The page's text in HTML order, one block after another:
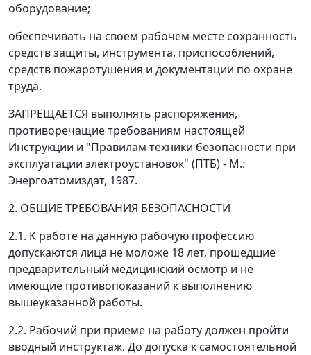
оборудование;
обеспечивать на своем рабочем месте сохранность
средств защиты, инструмента, приспособлений,
средств пожаротушения и документации по охране
труда.
ЗАПРЕЩАЕТСЯ выполнять распоряжения,
противоречащие требованиям настоящей
Инструкции и "Правилам техники безопасности при
эксплуатации электроустановок" (ПТБ) - М.:
Энергоатомиздат, 1987.
2. ОБЩИЕ ТРЕБОВАНИЯ БЕЗОПАСНОСТИ
2.1. К работе на данную рабочую профессию
допускаются лица не моложе 18 лет, прошедшие
предварительный медицинский осмотр и не
имеющие противопоказаний к выполнению
вышеуказанной работы.
2.2. Рабочий при приеме на работу должен пройти
вводный инструктаж. До допуска к самостоятельной